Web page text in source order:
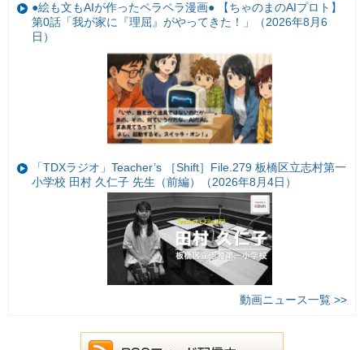
●絵も文もAIが作ったペラペラ漫画● 【ちゃのまのAIプロト】
第0話「我が家に『理屈』がやってきた！」（2026年8月6
日）
「TDXラジオ」Teacher’s ［Shift］File.279 板橋区立志村第一
小学校 田村 久仁子 先生（前編）（2026年8月4日）
動画ニュース一覧 >>